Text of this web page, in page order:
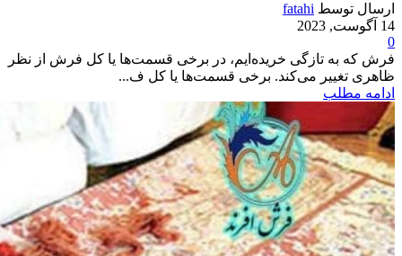
ارسال توسط fatahi
14 آگوست, 2023
0
فرش که به تازگی خریده‌ایم، در برخی قسمت‌ها یا کل فرش از نظر
ظاهری تغییر می‌کند. برخی قسمت‌ها یا کل ف...
ادامه مطلب